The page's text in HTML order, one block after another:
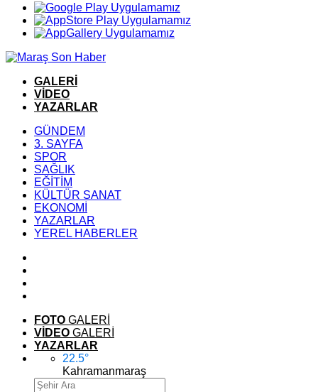
GALERİ
VİDEO
YAZARLAR
GÜNDEM
3. SAYFA
SPOR
SAĞLIK
EĞİTİM
KÜLTÜR SANAT
EKONOMİ
YAZARLAR
YEREL HABERLER
FOTO GALERİ
VİDEO GALERİ
YAZARLAR
22.5°
Kahramanmaraş